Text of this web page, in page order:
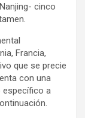
cinco
Francia,
que se precie
con una
específico a